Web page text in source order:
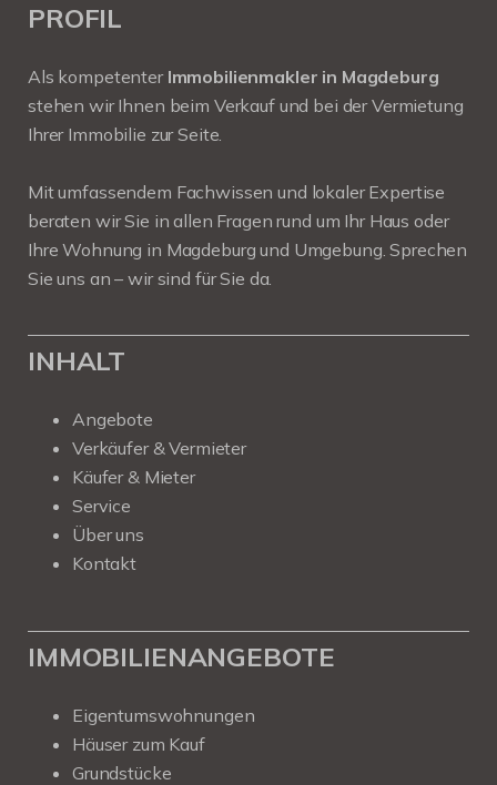
PROFIL
Als kompetenter Immobilienmakler in Magdeburg
stehen wir Ihnen beim Verkauf und bei der Vermietung
Ihrer Immobilie zur Seite.
Mit umfassendem Fachwissen und lokaler Expertise
beraten wir Sie in allen Fragen rund um Ihr Haus oder
Ihre Wohnung in Magdeburg und Umgebung. Sprechen
Sie uns an – wir sind für Sie da.
INHALT
Angebote
Verkäufer & Vermieter
Käufer & Mieter
Service
Über uns
Kontakt
IMMOBILIENANGEBOTE
Eigentumswohnungen
Häuser zum Kauf
Grundstücke